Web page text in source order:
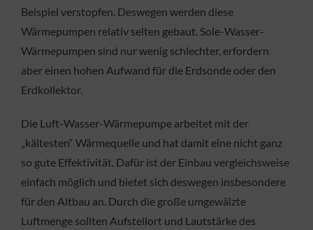
Beispiel verstopfen. Deswegen werden diese
Wärmepumpen relativ selten gebaut. Sole-Wasser-
Wärmepumpen sind nur wenig schlechter, erfordern
aber einen hohen Aufwand für die Erdsonde oder den
Erdkollektor.
Die Luft-Wasser-Wärmepumpe arbeitet mit der
„kältesten“ Wärmequelle und hat damit eine nicht ganz
so gute Effektivität. Dafür ist der Einbau vergleichsweise
einfach möglich und bietet sich deswegen insbesondere
für den Altbau an. Durch die große umgewälzte
Luftmenge sollten Aufstellort und Lautstärke des